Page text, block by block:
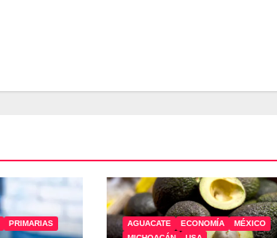
PRIMARIAS
AGUACATE ECONOMÍA
MÉXICO